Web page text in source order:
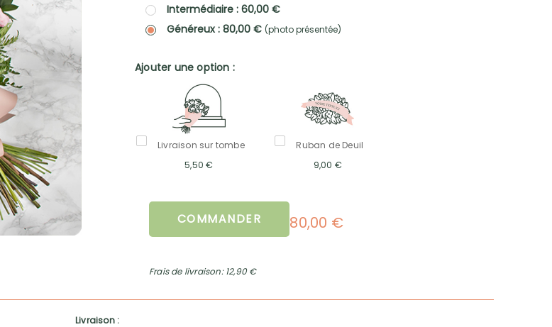
Intermédiaire : 60,00 €
Généreux : 80,00 € (photo présentée)
Ajouter une option :
Livraison sur tombe
5,50 €
Ruban de Deuil
9,00 €
COMMANDER 80,00 €
Frais de livraison: 12,90 €
Livraison :